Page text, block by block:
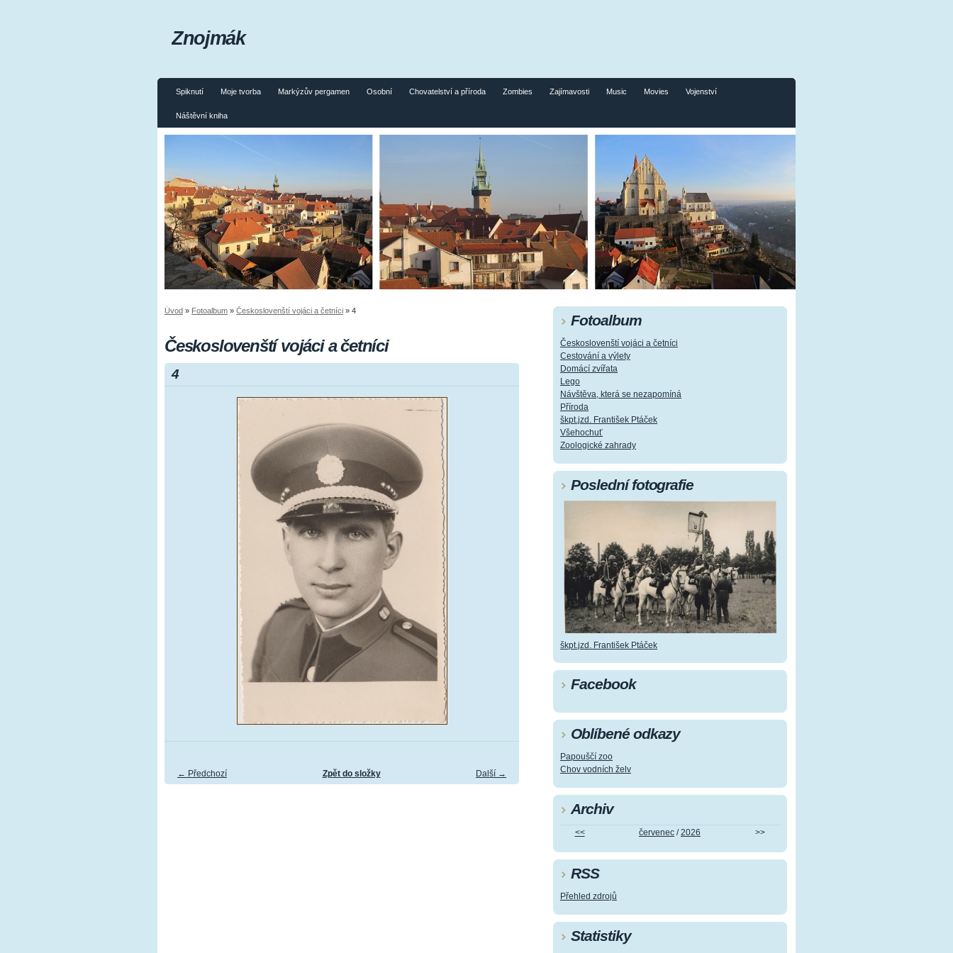
Spiknutí Moje tvorba Markýzův pergamen Osobní Chovatelství a příroda Zombies Zajímavosti Music Movies Vojenství
Náštěvní kniha
Znojmák
Úvod » Fotoalbum » Českoslovenští vojáci a četníci » 4
Českoslovenští vojáci a četníci
4
← Předchozí Další →
Zpět do složky
Fotoalbum
Českoslovenští vojáci a četníci
Cestování a výlety
Domácí zvířata
Lego
Návštěva, která se nezapomíná
Příroda
škpt.jzd. František Ptáček
Všehochuť
Zoologické zahrady
Poslední fotografie
škpt.jzd. František Ptáček
Facebook
Oblíbené odkazy
Papouščí zoo
Chov vodních želv
Archiv
<< červenec /2026 >>
RSS
Přehled zdrojů
Statistiky